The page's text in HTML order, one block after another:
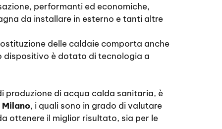
performanti ed economiche,
da installare in esterno e tanti altre
delle caldaie comporta anche
dispositivo è dotato di tecnologia a
produzione di acqua calda sanitaria, è
Milano, i quali sono in grado di valutare
ottenere il miglior risultato, sia per le